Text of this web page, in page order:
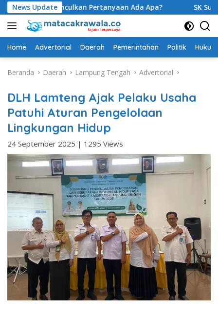
Langsung
ke
konten
News UpdatePertanyaan Ada Apa? SK Sudah Terbit,
Home Advertorial Daerah Pemerintahan Politik
Beranda Daerah Lampung Tengah Advertorial
DLH Lamteng Ajak Pelaku Usaha
Patuhi Aturan Pengelolaan
Lingkungan Hidup
24 September 2025 | 1295 Views